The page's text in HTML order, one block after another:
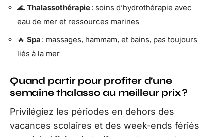
🌊 Thalassothérapie: soins d’hydrothérapie avec
eau de mer et ressources marines
🔥 Spa : massages, hammam, et bains, pas toujours
liés à la mer
Quand partir pour profiter d’une
semaine thalasso au meilleur prix ?
Privilégiez les périodes en dehors des
vacances scolaires et des week-ends fériés